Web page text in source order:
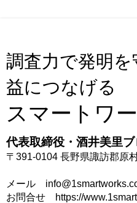
調査力で発明
益につなげる
スマートワ
代表取締役・酒井美里
〒391-0104 長野県諏訪郡原
メール
お問合せ https://